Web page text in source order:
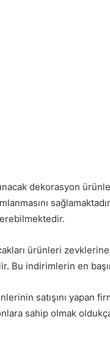
dekorasyon
ürünleri
Bu indirimlerin en
satışını yapan
sahip olmak